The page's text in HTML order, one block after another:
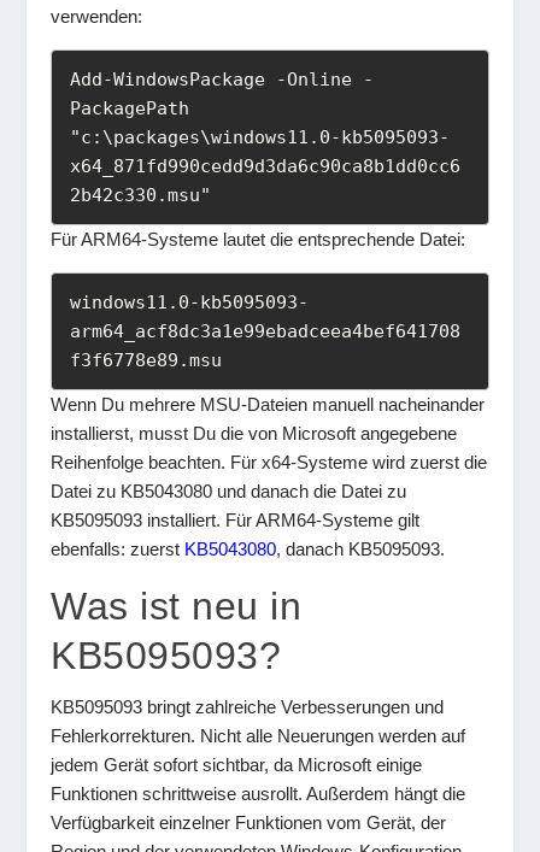
verwenden:
Add-WindowsPackage -Online -
PackagePath
"c:\packages\windows11.0-kb5095093-
x64_871fd990cedd9d3da6c90ca8b1dd0cc6
2b42c330.msu"
Für ARM64-Systeme lautet die entsprechende Datei:
windows11.0-kb5095093-
arm64_acf8dc3a1e99ebadceea4bef641708
f3f6778e89.msu
Wenn Du mehrere MSU-Dateien manuell nacheinander
installierst, musst Du die von Microsoft angegebene
Reihenfolge beachten. Für x64-Systeme wird zuerst die
Datei zu KB5043080 und danach die Datei zu
KB5095093 installiert. Für ARM64-Systeme gilt
ebenfalls: zuerst KB5043080, danach KB5095093.
Was ist neu in
KB5095093?
KB5095093 bringt zahlreiche Verbesserungen und
Fehlerkorrekturen. Nicht alle Neuerungen werden auf
jedem Gerät sofort sichtbar, da Microsoft einige
Funktionen schrittweise ausrollt. Außerdem hängt die
Verfügbarkeit einzelner Funktionen vom Gerät, der